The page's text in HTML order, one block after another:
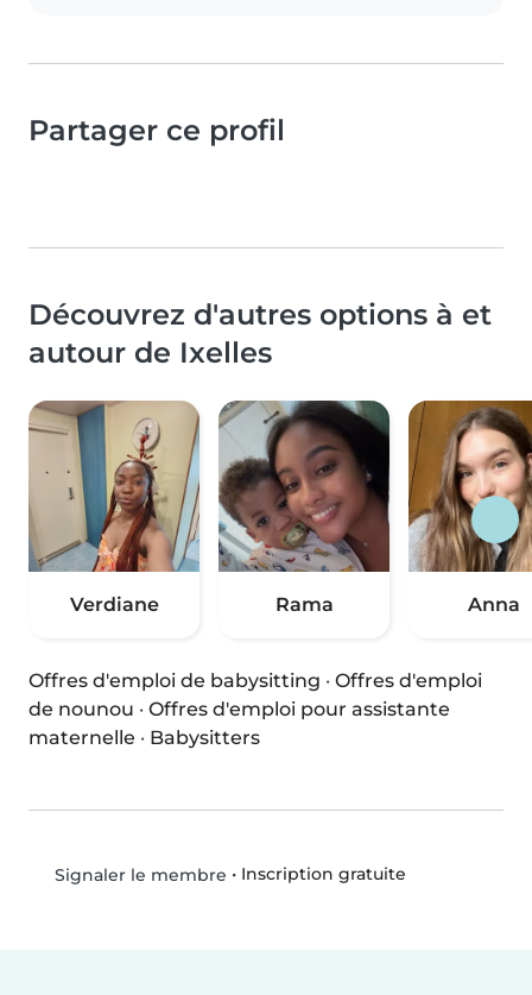
Partager ce profil
Découvrez d'autres options à et
autour de Ixelles
Verdiane Rama Anna
Offres d'emploi de babysitting · Offres d'emploi
de nounou · Offres d'emploi pour assistante
maternelle · Babysitters
Signaler le membre • Inscription gratuite